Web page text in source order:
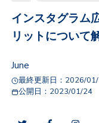
インスタグラム
リットについて
June
最終更新日： 2026/
公開日： 2023/01/24